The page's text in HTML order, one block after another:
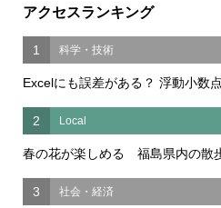
アクセスランキング
1 科学・技術
Excelにも誤差がある？ 浮動小数
2 Local
春の花が楽しめる 福島県内の散
3 社会・経済